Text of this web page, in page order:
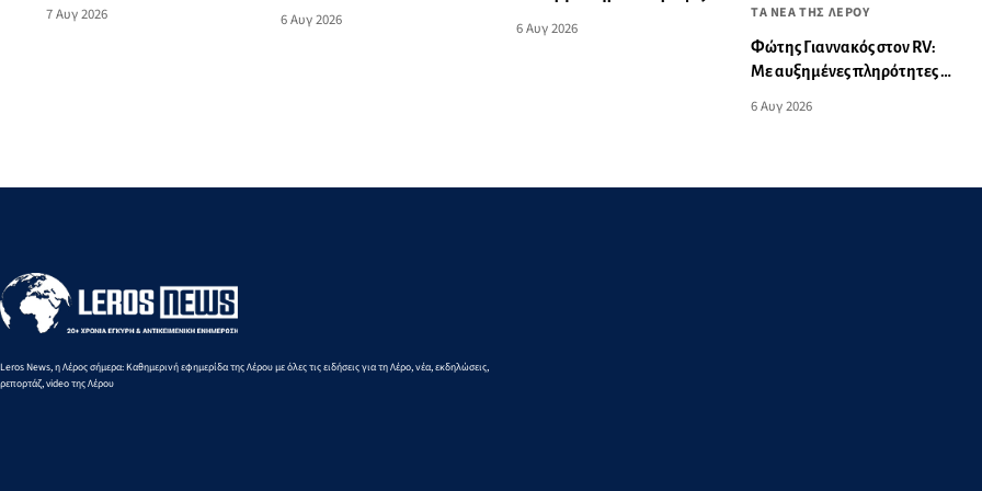
Bistro Restaurant!
7 Αυγ 2026
εκδήλωση
6 Αυγ 2026
Λακκίου
6 Αυγ 2026
ΤΑ ΝΕΑ ΤΗΣ ΛΕΡΟΥ
Φώτης Γιαννακός στον RV:
Με αυξημένες πληρότητες η
της τουριστικής σεζόν στο
6 Αυγ 2026
Leros News, η Λέρος σήμερα: Καθημερινή εφημερίδα της Λέρου με όλες τις ειδήσεις για τη Λέρο, νέα, εκδηλώσεις,
ρεπορτάζ, video της Λέρου